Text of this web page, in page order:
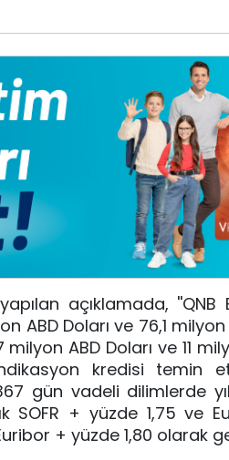
açıklamada,
ABD Doları ve 76,1
ABD Doları ve 11
kredisi temin
gün vadeli dilimlerde
SOFR + yüzde 1,75 ve
+ yüzde 1,80 olarak